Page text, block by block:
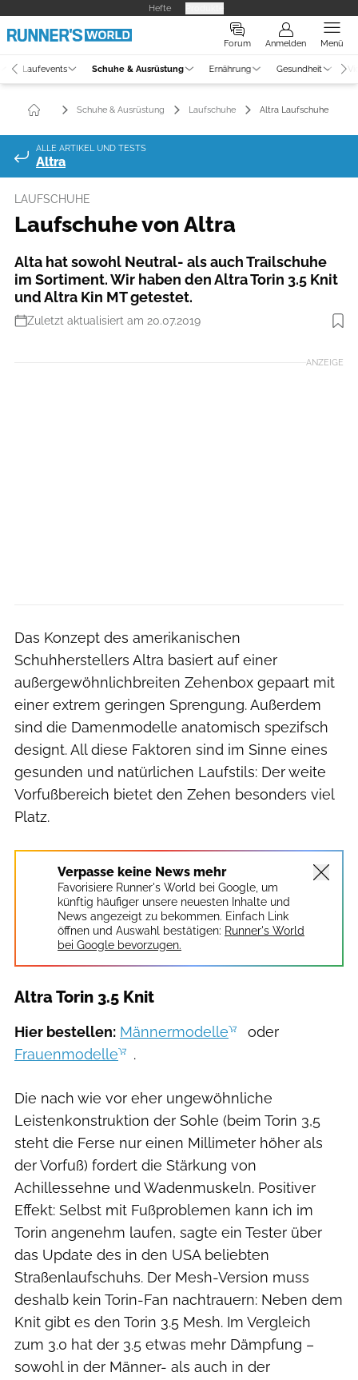
Hefte
Forum Anmelden Menü
Laufevents Schuhe & Ausrüstung Ernährung Gesundheit
Schuhe & Ausrüstung Laufschuhe Altra Laufschuhe
ALLE ARTIKEL UND TESTS
Altra
LAUFSCHUHE
Laufschuhe von Altra
Alta hat sowohl Neutral- als auch Trailschuhe
im Sortiment. Wir haben den Altra Torin 3.5 Knit
und Altra Kin MT getestet.
Zuletzt aktualisiert am 20.07.2019
Foto: Hersteller
ANZEIGE
Das Konzept des amerikanischen
Schuhherstellers Altra basiert auf einer
außergewöhnlichbreiten Zehenbox gepaart mit
einer extrem geringen Sprengung. Außerdem
sind die Damenmodelle anatomisch spezifsch
designt. All diese Faktoren sind im Sinne eines
gesunden und natürlichen Laufstils: Der weite
Vorfußbereich bietet den Zehen besonders viel
Platz.
Verpasse keine News mehr
Favorisiere Runner's World bei Google, um
künftig häufiger unsere neuesten Inhalte und
News angezeigt zu bekommen. Einfach Link
öffnen und Auswahl bestätigen: Runner's World
bei Google bevorzugen.
Altra Torin 3.5 Knit
Hier bestellen: Männermodelle
oder
Frauenmodelle
.
Die nach wie vor eher ungewöhnliche
Leistenkonstruktion der Sohle (beim Torin 3,5
steht die Ferse nur einen Millimeter höher als
der Vorfuß) fordert die Stärkung von
Achillessehne und Wadenmuskeln. Positiver
Effekt: Selbst mit Fußproblemen kann ich im
Torin angenehm laufen, sagte ein Tester über
das Update des in den USA beliebten
Straßenlaufschuhs. Der Mesh-Version muss
deshalb kein Torin-Fan nachtrauern: Neben dem
Knit gibt es den Torin 3.5 Mesh. Im Vergleich
zum 3.0 hat der 3.5 etwas mehr Dämpfung –
sowohl in der Männer- als auch in der